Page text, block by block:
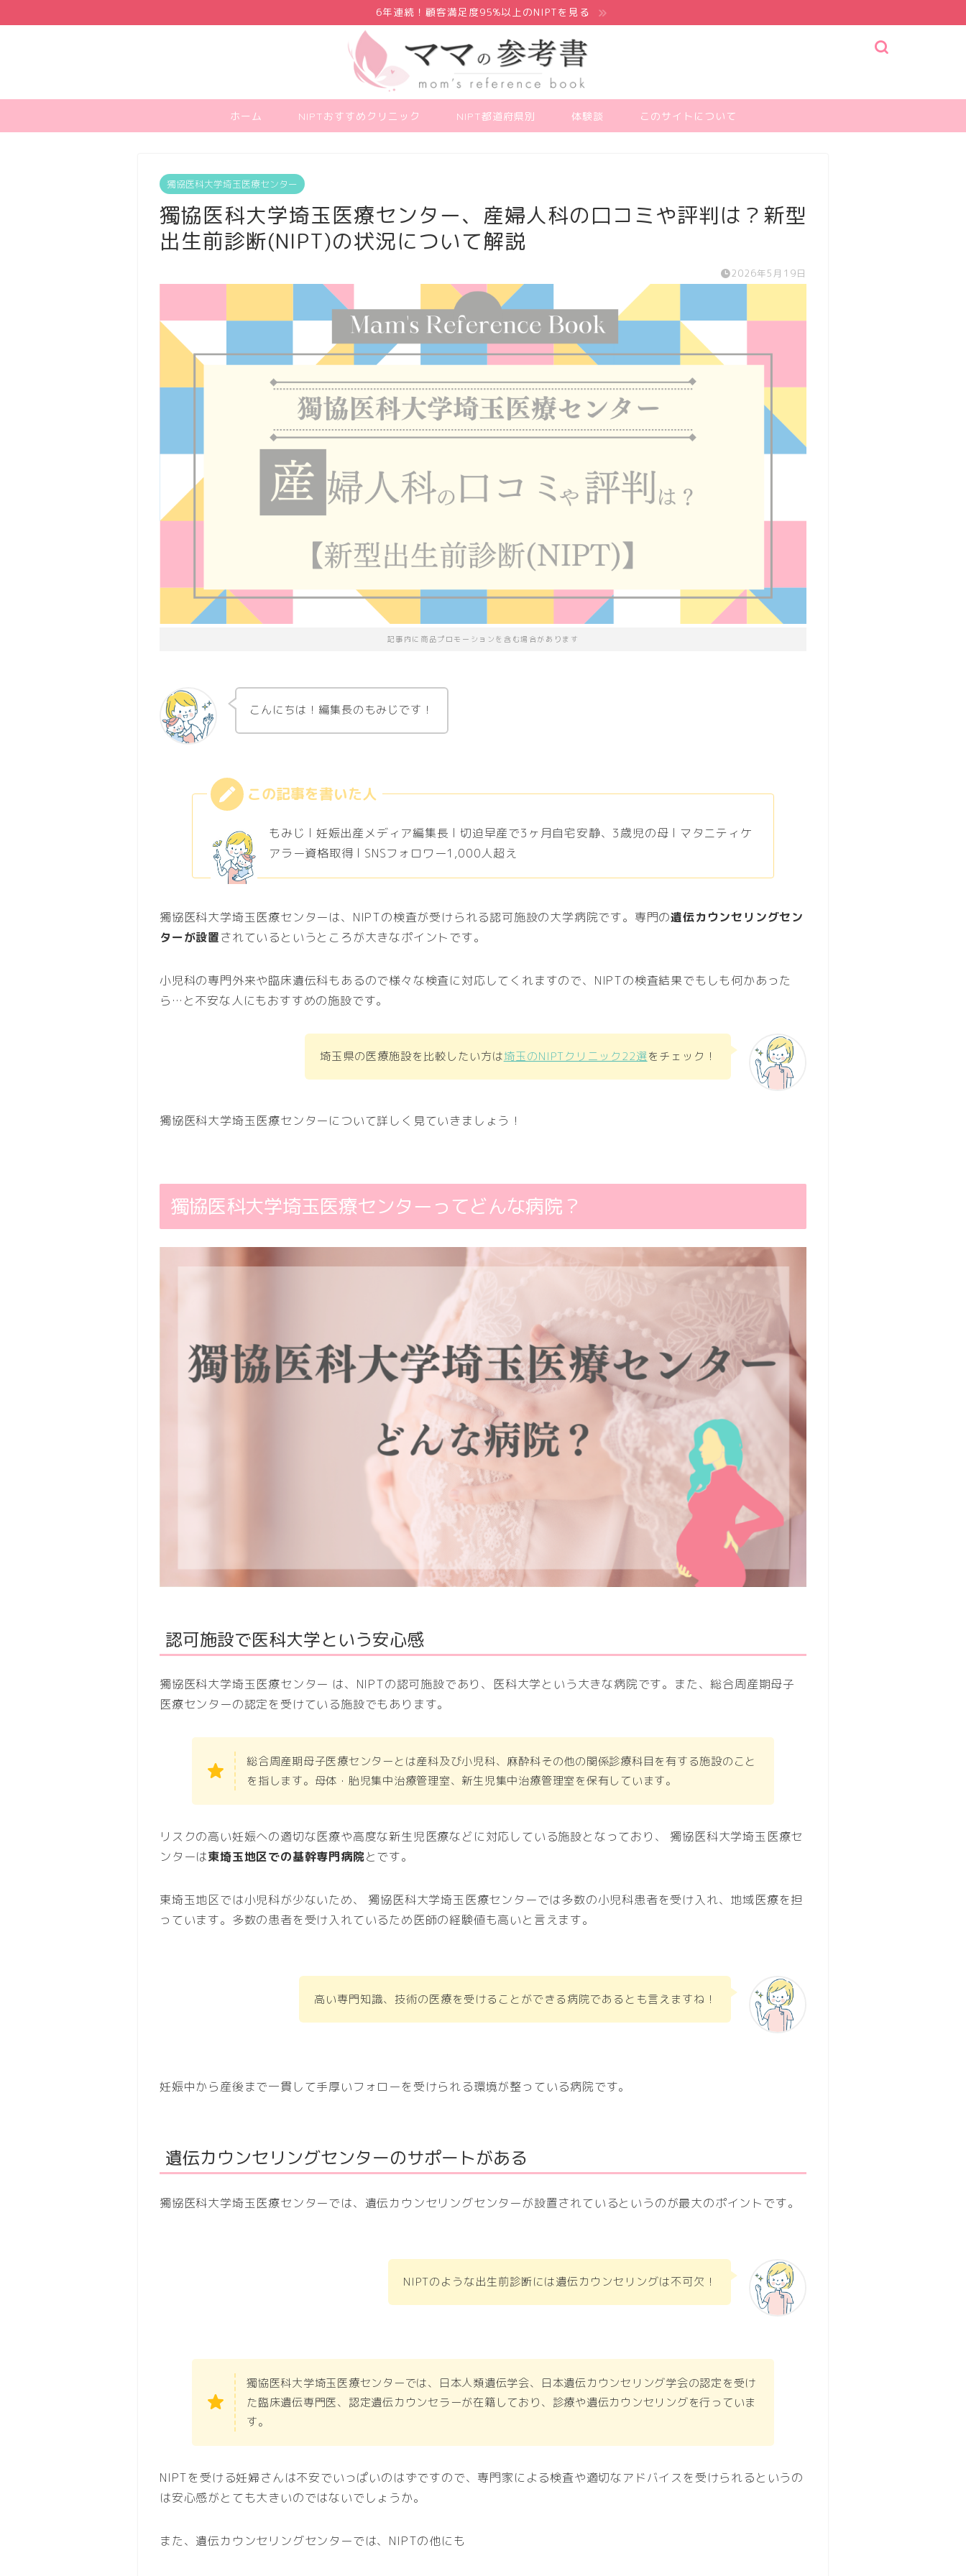
6年連続！顧客満足度95%以上のNIPTを見る
ホーム NIPTおすすめクリニック NIPT都道府県別 体験談 このサイトについて
獨協医科大学埼玉医療センター
獨協医科大学埼玉医療センター、産婦人科の口コミや評判は？新型
出生前診断(NIPT)の状況について解説
2026年5月19日
記事内に商品プロモーションを含む場合があります
こんにちは！編集長のもみじです！
もみじ l 妊娠出産メディア編集長 l 切迫早産で3ヶ月自宅安静、3歳児の母 l マタニティケ
アラー資格取得 l SNSフォロワー1,000人超え
獨協医科大学埼玉医療センターは、NIPTの検査が受けられる認可施設の大学病院です。専門の遺伝カウンセリングセン
ターが設置されているというところが大きなポイントです。
小児科の専門外来や臨床遺伝科もあるので様々な検査に対応してくれますので、NIPTの検査結果でもしも何かあった
ら…と不安な人にもおすすめの施設です。
埼玉県の医療施設を比較したい方は埼玉のNIPTクリニック22選をチェック！
獨協医科大学埼玉医療センターについて詳しく見ていきましょう！
獨協医科大学埼玉医療センターってどんな病院？
認可施設で医科大学という安心感
獨協医科大学埼玉医療センター は、NIPTの認可施設であり、医科大学という大きな病院です。また、総合周産期母子
医療センターの認定を受けている施設でもあります。
総合周産期母子医療センターとは産科及び小児科、麻酔科その他の関係診療科目を有する施設のこと
を指します。母体・胎児集中治療管理室、新生児集中治療管理室を保有しています。
リスクの高い妊娠への適切な医療や高度な新生児医療などに対応している施設となっており、 獨協医科大学埼玉医療セ
ンターは東埼玉地区での基幹専門病院とです。
東埼玉地区では小児科が少ないため、 獨協医科大学埼玉医療センターでは多数の小児科患者を受け入れ、地域医療を担
っています。多数の患者を受け入れているため医師の経験値も高いと言えます。
高い専門知識、技術の医療を受けることができる病院であるとも言えますね！
妊娠中から産後まで一貫して手厚いフォローを受けられる環境が整っている病院です。
遺伝カウンセリングセンターのサポートがある
獨協医科大学埼玉医療センターでは、遺伝カウンセリングセンターが設置されているというのが最大のポイントです。
NIPTのような出生前診断には遺伝カウンセリングは不可欠！
獨協医科大学埼玉医療センターでは、日本人類遺伝学会、日本遺伝カウンセリング学会の認定を受け
た臨床遺伝専門医、認定遺伝カウンセラーが在籍しており、診療や遺伝カウンセリングを行っていま
す。
NIPTを受ける妊婦さんは不安でいっぱいのはずですので、専門家による検査や適切なアドバイスを受けられるというの
は安心感がとても大きいのではないでしょうか。
また、遺伝カウンセリングセンターでは、NIPTの他にも